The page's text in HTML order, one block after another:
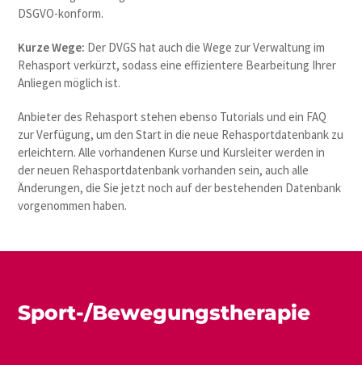
DSGVO-konform.
Kurze Wege: Der DVGS hat auch die Wege zur Verwaltung im
Rehasport verkürzt, sodass eine effizientere Bearbeitung Ihrer
Anliegen möglich ist.
Anbieter des Rehasport stehen ebenso Tutorials und ein FAQ
zur Verfügung, um den Start in die neue Rehasportdatenbank zu
erleichtern. Alle vorhandenen Kurse und Kursleiter werden in
der neuen Rehasportdatenbank vorhanden sein, auch alle
Änderungen, die Sie jetzt noch auf der bestehenden Datenbank
vorgenommen haben.
Sport-/Bewegungstherapie